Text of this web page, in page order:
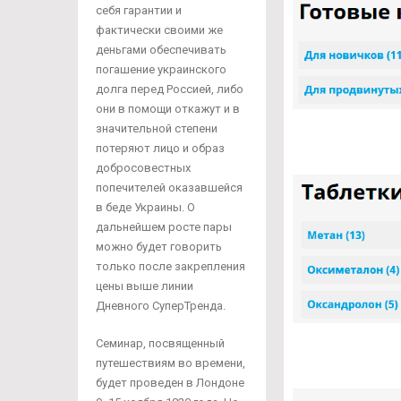
себя гарантии и
фактически своими же
деньгами обеспечивать
погашение украинского
долга перед Россией, либо
они в помощи откажут и в
значительной степени
потеряют лицо и образ
добросовестных
попечителей оказавшейся
в беде Украины. О
дальнейшем росте пары
можно будет говорить
только после закрепления
цены выше линии
Дневного СуперТренда.
Семинар, посвященный
путешествиям во времени,
будет проведен в Лондоне